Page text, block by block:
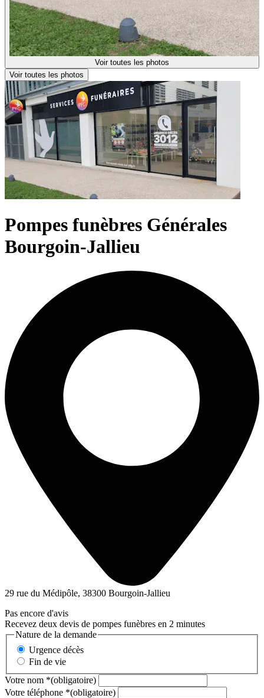
Voir toutes les photos
Voir toutes les photos
Pompes funèbres Générales
Bourgoin-Jallieu
29 rue du Médipôle, 38300 Bourgoin-Jallieu
Pas encore d'avis
Recevez deux devis de pompes funèbres en 2 minutes
Nature de la demande
Urgence décès
Fin de vie
Votre nom *(obligatoire)
Votre téléphone *(obligatoire)